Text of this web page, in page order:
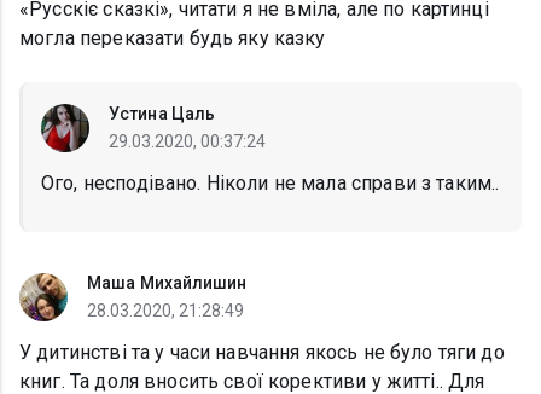
«Русскіє сказкі», читати я не вміла, але по картинці
могла переказати будь яку казку
Устина Цаль
29.03.2020, 00:37:24
Ого, несподівано. Ніколи не мала справи з таким..
Маша Михайлишин
28.03.2020, 21:28:49
У дитинстві та у часи навчання якось не було тяги до
книг. Та доля вносить свої корективи у житті.. Для